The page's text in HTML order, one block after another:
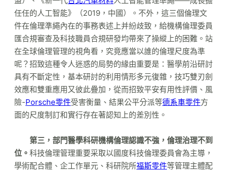
任任的人工智能》（2019，中國）。不外，這三個倫理文
件在倫理準繩內在的事務表述上并紛歧致，給機構倫理委員
匯合規審查及科技職員合規研發均帶來了操縱上的困難。站
在全球倫理管理的視角看，究竟應當以誰的倫理尺度為準
呢？招致這種令人迷惑的局勢的緣由重要是：醫學前沿研討
具有不斷定性，基本研討的利用情形多元復雜，技巧雙刃劍
效應和雙重應用又彼此疊加，從而招致平安有用性評價、風
險-Porsche零件受害衡量、結果公平分派等德系車零件方
面的尺度制訂和實行存在著認知上的差別性。
第三，部門醫學科研機構倫理認識不強，倫理治理不到
位。 科技倫理管理重要采取以國度科技倫理委員會為主導，
學術配合體、企工作單元、科研院所福斯零件等管理主體配